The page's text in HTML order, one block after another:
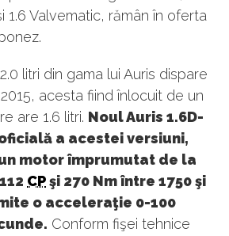
1.6 Valvematic, rămân în oferta
litri din gama lui Auris dispare
acesta fiind înlocuit de un
are 1.6 litri. Noul Auris 1.6D-
a acestei versiuni,
motor împrumutat de la
CPşi 270 Nm între 1750 şi
o acceleraţie 0-100
Conform fişei tehnice